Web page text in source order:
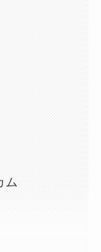
ム